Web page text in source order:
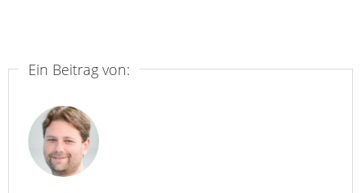
Ein Beitrag von: